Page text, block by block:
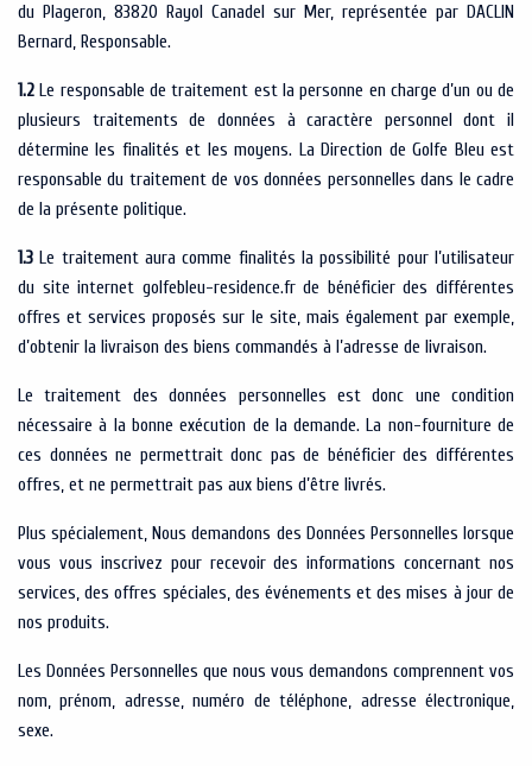
du Plageron, 83820 Rayol Canadel sur Mer, représentée par DACLIN
Bernard, Responsable.
1.2 Le responsable de traitement est la personne en charge d’un ou de
plusieurs traitements de données à caractère personnel dont il
détermine les finalités et les moyens. La Direction de Golfe Bleu est
responsable du traitement de vos données personnelles dans le cadre
de la présente politique.
1.3 Le traitement aura comme finalités la possibilité pour l’utilisateur
du site internet golfebleu-residence.fr de bénéficier des différentes
offres et services proposés sur le site, mais également par exemple,
d’obtenir la livraison des biens commandés à l’adresse de livraison.
Le traitement des données personnelles est donc une condition
nécessaire à la bonne exécution de la demande. La non-fourniture de
ces données ne permettrait donc pas de bénéficier des différentes
offres, et ne permettrait pas aux biens d’être livrés.
Plus spécialement, Nous demandons des Données Personnelles lorsque
vous vous inscrivez pour recevoir des informations concernant nos
services, des offres spéciales, des événements et des mises à jour de
nos produits.
Les Données Personnelles que nous vous demandons comprennent vos
nom, prénom, adresse, numéro de téléphone, adresse électronique,
sexe.